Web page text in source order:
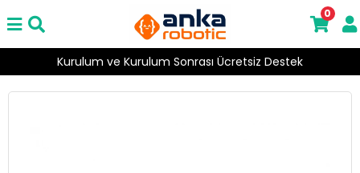
Kurulum ve Kurulum Sonrası Ücretsiz Destek
0